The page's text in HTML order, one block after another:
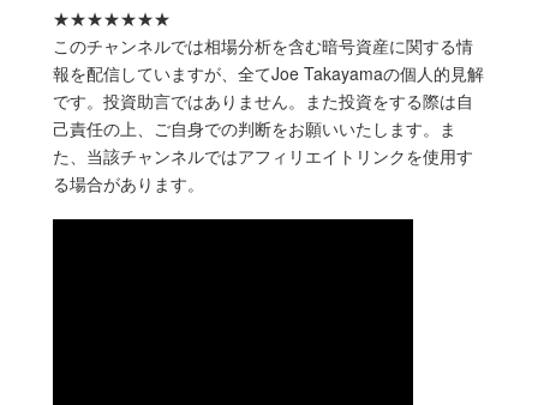
★★★★★★★
このチャンネルでは相場分析を含む暗号資産に関する情
報を配信していますが、全てJoe Takayamaの個人的見解
です。投資助言ではありません。また投資をする際は自
己責任の上、ご自身での判断をお願いいたします。ま
た、当該チャンネルではアフィリエイトリンクを使用す
る場合があります。